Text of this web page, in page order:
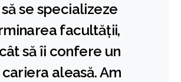
se specializeze
facultății,
să îi confere un
aleasă. Am